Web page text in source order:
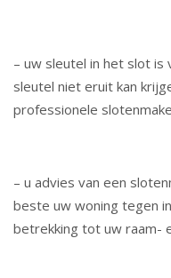
– uw sleutel in het slot
sleutel niet eruit kan
professionele
– u advies van een
beste uw woning tegen
betrekking tot uw raam-